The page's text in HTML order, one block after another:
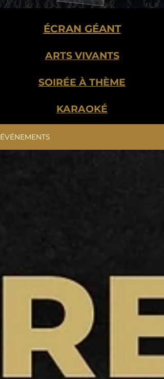
ÉCRAN GÉANT
ARTS VIVANTS
SOIRÉE À THÈME
KARAOKÉ
ÉVÉNEMENTS